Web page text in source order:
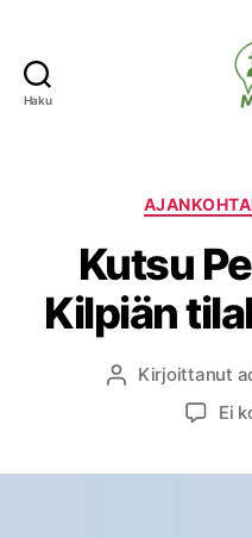
Haku
Kutsu
Kilpiän
Kirjoittaja
Kirjoittanut
Ei